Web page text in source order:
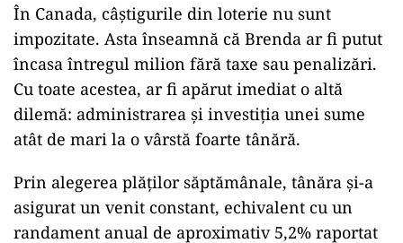
În Canada, câștigurile din loterie nu sunt
impozitate. Asta înseamnă că Brenda ar fi putut
încasa întregul milion fără taxe sau penalizări.
Cu toate acestea, ar fi apărut imediat o altă
dilemă: administrarea și investiția unei sume
atât de mari la o vârstă foarte tânără.
Prin alegerea plăților săptămânale, tânăra și-a
asigurat un venit constant, echivalent cu un
randament anual de aproximativ 5,2% raportat